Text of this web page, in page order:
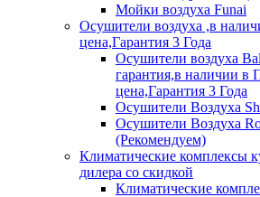
Мойки воздуха Funai
Осушители воздуха ,в
цена,Гарантия 3 Года
Осушители воздуха
гарантия,в наличии в
цена,Гарантия 3 Года
Осушители Воздуха
Осушители Воздуха
(Рекомендуем)
Климатические комплексы
дилера со скидкой
Климатические